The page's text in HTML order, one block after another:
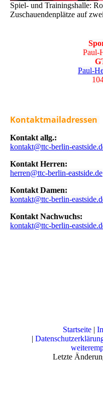
Spiel- und Trainingshalle:
Zuschauendenplätze auf
Paul-
Paul-
Kontaktmailadressen
Kontakt allg.:
kontakt@ttc-berlin-
Kontakt Herren:
herren@ttc-berlin-eastside.de
Kontakt Damen:
kontakt@ttc-berlin-
Kontakt Nachwuchs:
kontakt@ttc-berlin-
Startseite|
|
Letzte